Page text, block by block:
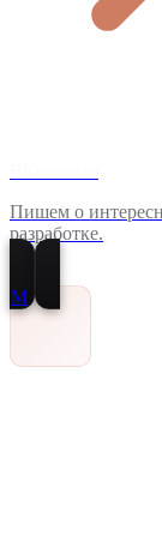
Пишем о
разработке.
M